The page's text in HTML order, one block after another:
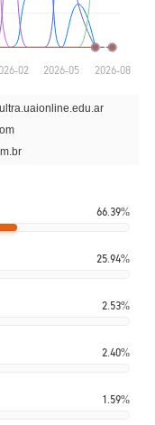
66.39%
25.94%
2.53%
2.40%
1.59%